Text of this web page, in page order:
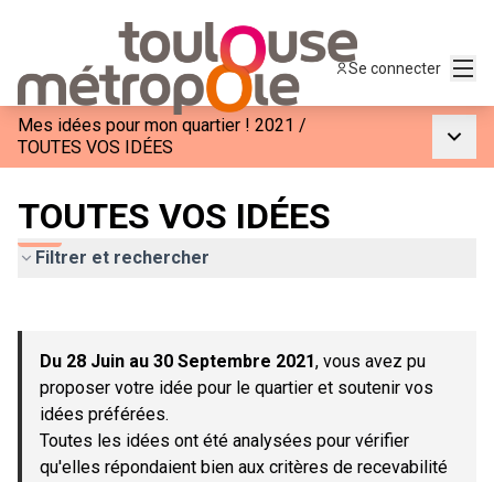
Se connecter
Mes idées pour mon quartier ! 2021 /
TOUTES VOS IDÉES
TOUTES VOS IDÉES
Filtrer et rechercher
−
Du 28 Juin au 30 Septembre 2021, vous avez pu
proposer votre idée pour le quartier et soutenir vos
idées préférées.
Toutes les idées ont été analysées pour vérifier
qu'elles répondaient bien aux critères de recevabilité